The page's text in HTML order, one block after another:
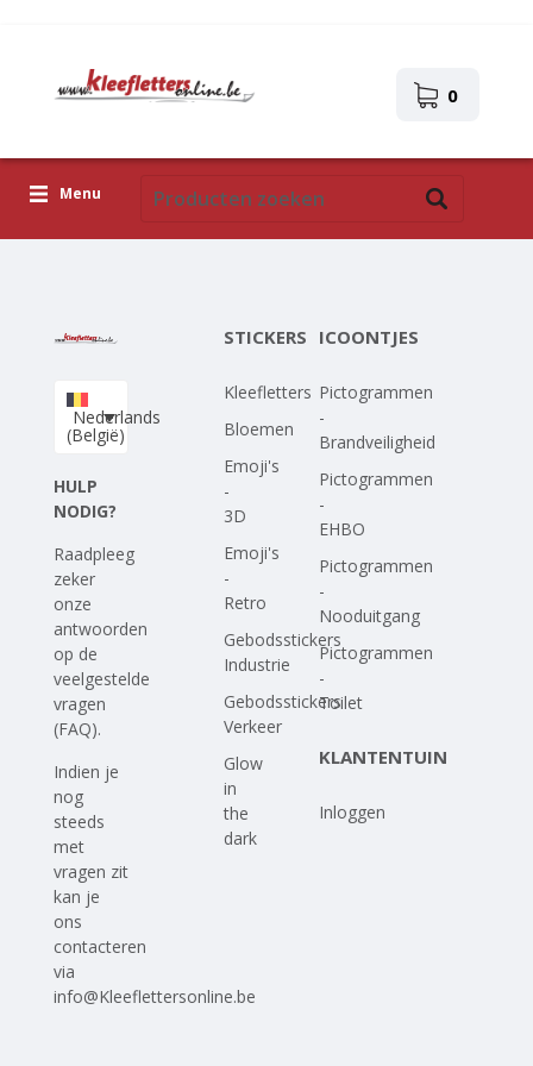
0
Menu
Upload je eigen ontwerp
Corona Covid-19
Nederlands
(België)
HULP
NODIG?
Raadpleeg
zeker
onze
antwoorden
op de
veelgestelde
vragen
(FAQ).
Indien je
nog
steeds
met
vragen zit
kan je
ons
contacteren
via
info@Kleeflettersonline.be
STICKERS
Kleefletters
Bloemen
Emoji's
-
3D
Emoji's
-
Retro
Gebodsstickers
Industrie
Gebodsstickers
Verkeer
Glow
in
the
dark
ICOONTJES
Pictogrammen
-
Brandveiligheid
Pictogrammen
-
EHBO
Pictogrammen
-
Nooduitgang
Pictogrammen
-
Toilet
KLANTENTUIN
Inloggen